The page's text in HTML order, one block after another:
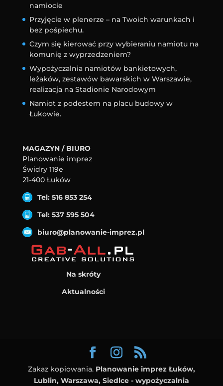
namiocie
Przyjęcie w plenerze – na Twoich warunkach i
bez pośpiechu.
Czym się kierować przy wybieraniu namiotu na
komunię z wyprzedzeniem?
Wypożyczalnia namiotów bankietowych,
leżaków, zestawów bawarskich w Warszawie,
realizacja na Stadionie Narodowym
Namiot z podestem na placu budowy w
Łukowie.
MAGAZYN / BIURO
Planowanie imprez
Świdry 119e
21-400 Łuków
Tel: 516 853 254
Tel: 537 595 504
biuro@planowanie-imprez.pl
Na skróty
Aktualności
Zakaz kopiowania. Planowanie imprez Łuków,
Lublin, Warszawa, Siedlce - wypożyczalnia